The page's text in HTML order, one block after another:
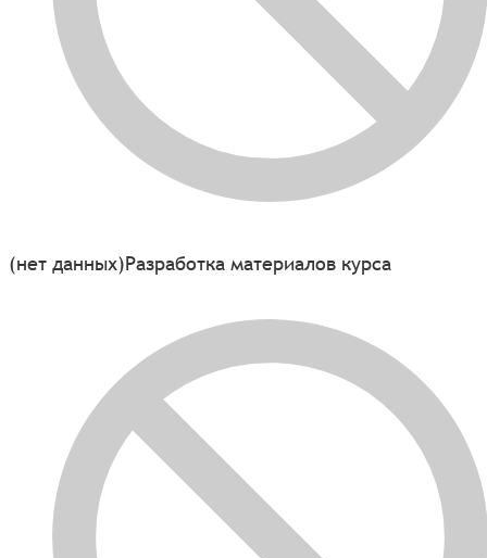
(нет данных)Разработка материалов курса